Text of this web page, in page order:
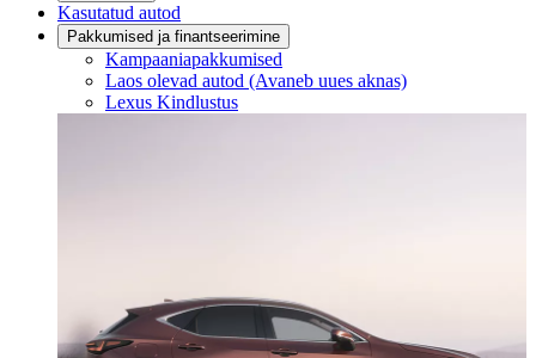
Kasutatud autod
Pakkumised ja finantseerimine
Kampaaniapakkumised
Laos olevad autod (Avaneb uues aknas)
Lexus Kindlustus